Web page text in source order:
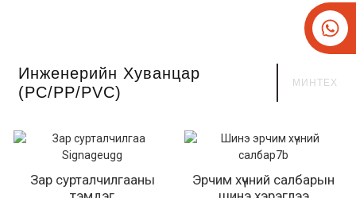
Инженерийн Хуванцар
(PC/PP/PVC)
МИНТЕХ
Зар сурталчилгааны
Эрчим хүчний салбарын